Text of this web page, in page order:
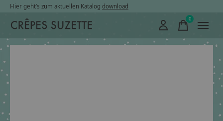
Hier geht’s zum aktuellen Katalog download
0items